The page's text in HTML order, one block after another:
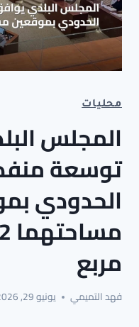
محليات
المجلس
توسعة
الحدودي
مربع
فهد التميمي يونيو 29, 2026